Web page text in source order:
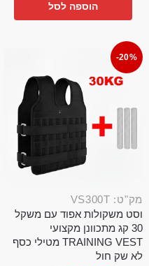
הוספה לסל
-20%
מק"ט: VS300T
וסט משקולות אפוד עם משקל
30 קג מתכוונן מקצועי
TRAINING VEST מטילי כסף
לא שק חול